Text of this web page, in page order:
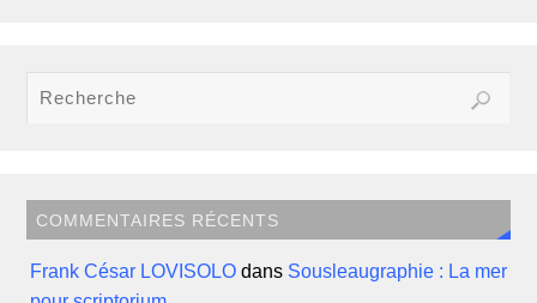
COMMENTAIRES RÉCENTS
Frank César LOVISOLO dans Sousleaugraphie : La mer